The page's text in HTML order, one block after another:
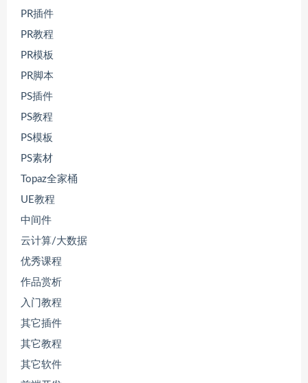
PR插件
PR教程
PR模板
PR脚本
PS插件
PS教程
PS模板
PS素材
Topaz全家桶
UE教程
中间件
云计算/大数据
优秀课程
作品赏析
入门教程
其它插件
其它教程
其它软件